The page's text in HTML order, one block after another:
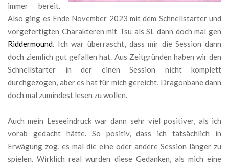
immer bereit.
Also ging es Ende November 2023 mit dem Schnellstarter und
vorgefertigten Charakteren mit Tsu als SL dann doch mal gen
Riddermound . Ich war überrascht, dass mir die Session dann
doch ziemlich gut gefallen hat. Aus Zeitgründen haben wir den
Schnellstarter in der einen Session nicht komplett
durchgezogen, aber es hat für mich gereicht, Dragonbane dann
doch mal zumindest lesen zu wollen.
Auch mein Leseeindruck war dann sehr viel positiver, als ich
vorab gedacht hätte. So positiv, dass ich tatsächlich in
Erwägung zog, es mal die eine oder andere Session länger zu
spielen. Wirklich real wurden diese Gedanken, als mich eine